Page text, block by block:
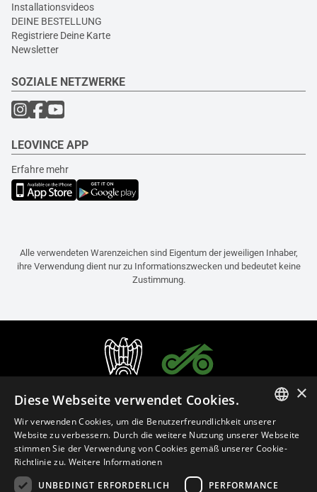
Installationsvideos
DEINE BESTELLUNG
Registriere Deine Karte
Newsletter
SOZIALE NETZWERKE
LEOVINCE APP
Erfahre mehr
Alle verwendeten Warenzeichen sind Eigentum der jeweiligen Inhaber,
ihre Verwendung dient nur zu Informationszwecken und bedeutet keine
Zustimmung.
Deutsch (Österreich)
ITALIAN
ENGLISH
×
Diese Webseite verwendet Cookies.
Wir verwenden Cookies, um die Benutzerfreundlichkeit unserer
Website zu verbessern. Durch die weitere Nutzung unserer Webseite
stimmen Sie der Verwendung von Cookies gemäß unserer Cookie-
Richtlinie zu. Weitere Informationen
UNBEDINGT ERFORDERLICH
PERFORMANCE